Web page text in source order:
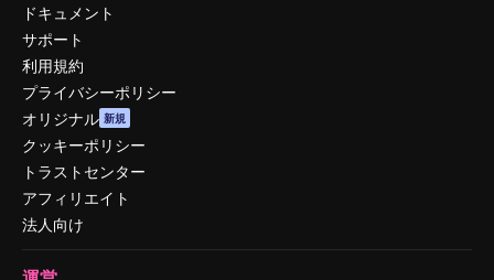
ドキュメント
サポート
利用規約
プライバシーポリシー
オリジナル 新規
クッキーポリシー
トラストセンター
アフィリエイト
法人向け